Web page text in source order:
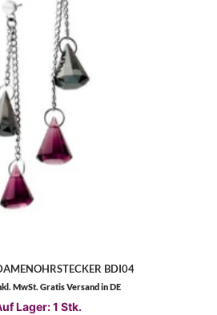
BDI04
MwSt. Gratis Versand in DE
Lager: 1 Stk.